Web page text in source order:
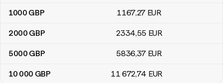
1000 GBP 1167,27 EUR
2000 GBP 2334,55 EUR
5000 GBP 5836,37 EUR
10 000 GBP 11 672,74 EUR